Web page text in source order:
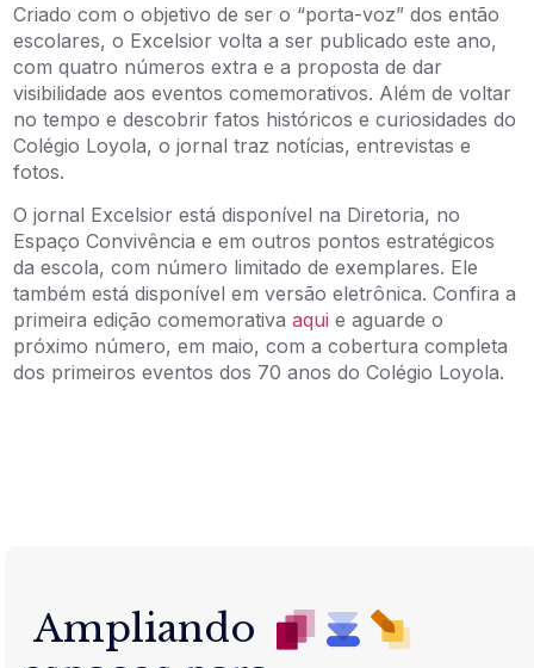
Criado com o objetivo de ser o “porta-voz” dos então
escolares, o Excelsior volta a ser publicado este ano,
com quatro números extra e a proposta de dar
visibilidade aos eventos comemorativos. Além de voltar
no tempo e descobrir fatos históricos e curiosidades do
Colégio Loyola, o jornal traz notícias, entrevistas e
fotos.
O jornal Excelsior está disponível na Diretoria, no
Espaço Convivência e em outros pontos estratégicos
da escola, com número limitado de exemplares. Ele
também está disponível em versão eletrônica. Confira a
primeira edição comemorativaaqui e aguarde o
próximo número, em maio, com a cobertura completa
dos primeiros eventos dos 70 anos do Colégio Loyola.
Ampliando